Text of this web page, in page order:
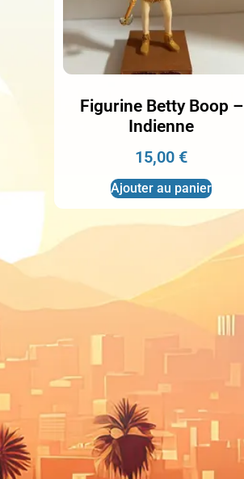
Figurine Betty Boop –
Indienne
15,00€
Ajouter au panier